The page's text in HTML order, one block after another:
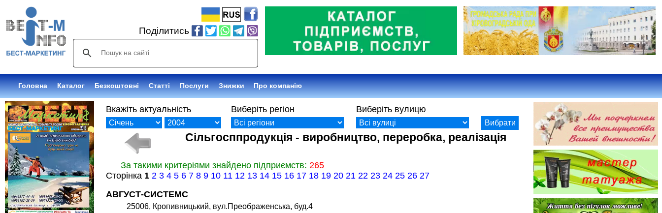
Поділитись
Головна Каталог Оголошення Статті Послуги Афіша Про компанію
Вкажіть актуальність Виберіть регіон Виберіть вулицю
Сільгосппродукція - виробництво, переробка, реалізація
За такими критеріями знайдено підприємств:265
Сторінка 12 3 4 5 6 7 8 9 10 11 12 13 14 15 16 17 18 19 20 21 22 23 24 25 26 27
АВГУСТ-СИСТЕМС
25006, Кропивницький, вул.Преображенська, буд.4